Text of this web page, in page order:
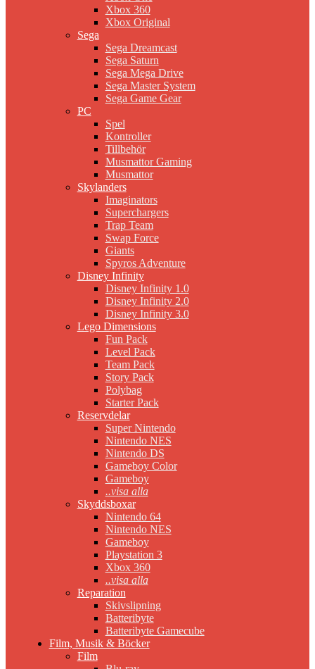
Xbox 360
Xbox Original
Sega
Sega Dreamcast
Sega Saturn
Sega Mega Drive
Sega Master System
Sega Game Gear
PC
Spel
Kontroller
Tillbehör
Musmattor Gaming
Musmattor
Skylanders
Imaginators
Superchargers
Trap Team
Swap Force
Giants
Spyros Adventure
Disney Infinity
Disney Infinity 1.0
Disney Infinity 2.0
Disney Infinity 3.0
Lego Dimensions
Fun Pack
Level Pack
Team Pack
Story Pack
Polybag
Starter Pack
Reservdelar
Super Nintendo
Nintendo NES
Nintendo DS
Gameboy Color
Gameboy
..visa alla
Skyddsboxar
Nintendo 64
Nintendo NES
Gameboy
Playstation 3
Xbox 360
..visa alla
Reparation
Skivslipning
Batteribyte
Batteribyte Gamecube
Film, Musik & Böcker
Film